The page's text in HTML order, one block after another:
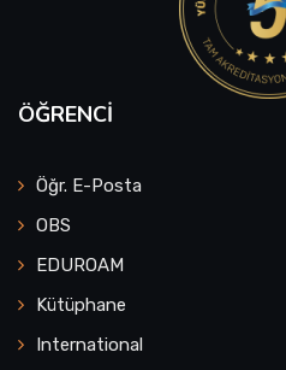
ÖĞRENCI
Öğr. E-Posta
OBS
EDUROAM
Kütüphane
International